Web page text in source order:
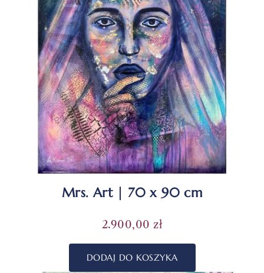
Mrs. Art | 70 x 90 cm
2.900,00zł
DODAJ DO KOSZYKA